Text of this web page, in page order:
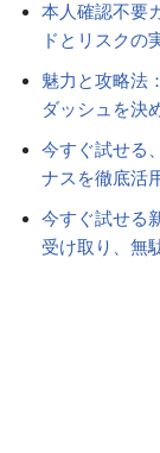
本人確認不要
ドとリスクの
魅力と攻略法
ダッシュを決
今すぐ試せる
ナスを徹底活
今すぐ試せる
受け取り、無